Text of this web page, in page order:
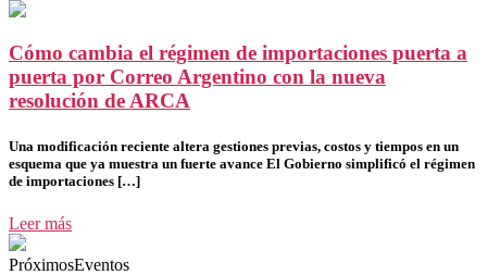
Cómo cambia el régimen de importaciones puerta a
puerta por Correo Argentino con la nueva
resolución de ARCA
Una modificación reciente altera gestiones previas, costos y tiempos en un
esquema que ya muestra un fuerte avance El Gobierno simplificó el régimen
de importaciones […]
Leer más
PróximosEventos